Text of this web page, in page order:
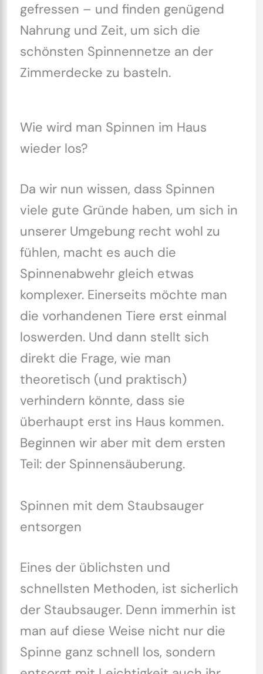
gefressen – und finden genügend
Nahrung und Zeit, um sich die
schönsten Spinnennetze an der
Zimmerdecke zu basteln.
Wie wird man Spinnen im Haus
wieder los?
Da wir nun wissen, dass Spinnen
viele gute Gründe haben, um sich in
unserer Umgebung recht wohl zu
fühlen, macht es auch die
Spinnenabwehr gleich etwas
komplexer. Einerseits möchte man
die vorhandenen Tiere erst einmal
loswerden. Und dann stellt sich
direkt die Frage, wie man
theoretisch (und praktisch)
verhindern könnte, dass sie
überhaupt erst ins Haus kommen.
Beginnen wir aber mit dem ersten
Teil: der Spinnensäuberung.
Spinnen mit dem Staubsauger
entsorgen
Eines der üblichsten und
schnellsten Methoden, ist sicherlich
der Staubsauger. Denn immerhin ist
man auf diese Weise nicht nur die
Spinne ganz schnell los, sondern